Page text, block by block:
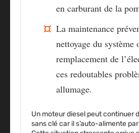
en carburant de la
La maintenance
nettoyage du système
remplacement de
ces redoutables
allumage.
Un moteur diesel peut continuer
sans clé car il s’auto-alimente